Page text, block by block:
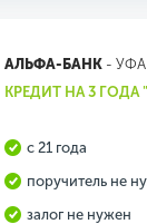
АЛЬФА-БАНК- УФА
КРЕДИТ НА 3
с 21 года
поручитель не
залог не нужен